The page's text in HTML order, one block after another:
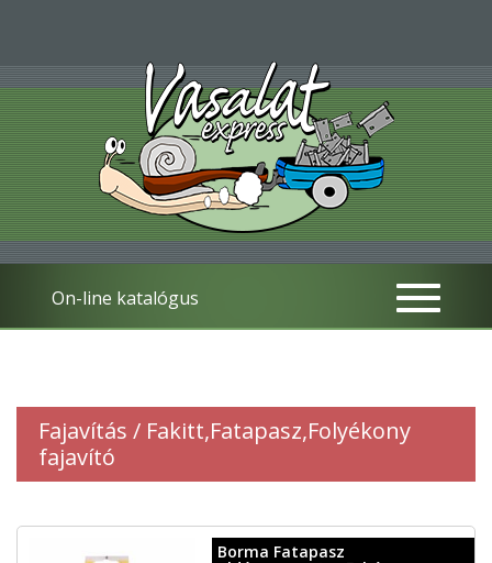
On-line katalógus
Fajavítás / Fakitt,Fatapasz,Folyékony
fajavító
Borma Fatapasz